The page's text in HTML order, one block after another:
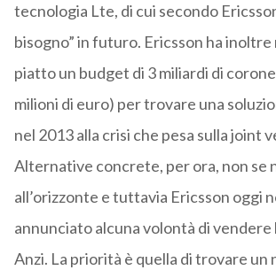
tecnologia Lte, di cui secondo
bisogno” in futuro. Ericsson ha inoltre
piatto un budget di 3 miliardi di
milioni di euro) per trovare una
nel 2013 alla crisi che pesa sulla joint
Alternative concrete, per ora, non se
all’orizzonte e tuttavia Ericsson oggi
annunciato alcuna volontà di vendere
Anzi. La priorità è quella di trovare un